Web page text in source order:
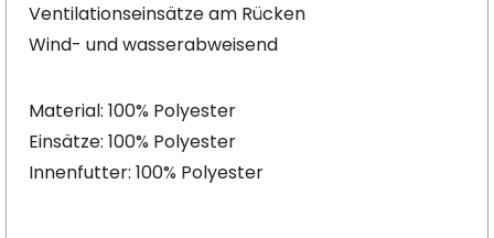
Ventilationseinsätze am Rücken
Wind- und wasserabweisend
Material: 100% Polyester
Einsätze: 100% Polyester
Innenfutter: 100% Polyester